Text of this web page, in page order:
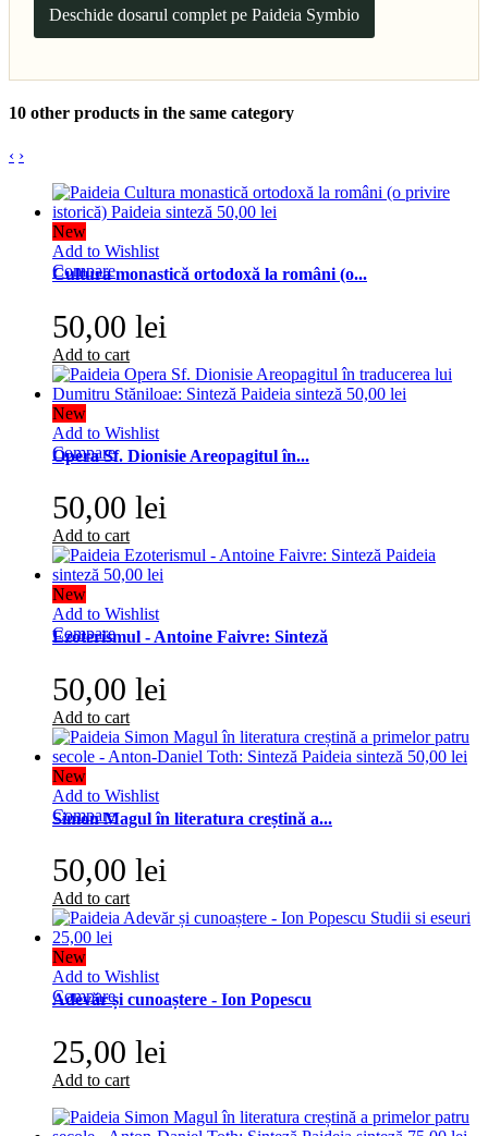
Deschide dosarul complet pe Paideia Symbio
10 other products in the same category
‹ ›
New
Add to Wishlist
Compare
Cultura monastică ortodoxă la români (o...
50,00 lei
Add to cart
New
Add to Wishlist
Compare
Opera Sf. Dionisie Areopagitul în...
50,00 lei
Add to cart
New
Add to Wishlist
Compare
Ezoterismul - Antoine Faivre: Sinteză
50,00 lei
Add to cart
New
Add to Wishlist
Compare
Simon Magul în literatura creștină a...
50,00 lei
Add to cart
New
Add to Wishlist
Compare
Adevăr și cunoaștere - Ion Popescu
25,00 lei
Add to cart